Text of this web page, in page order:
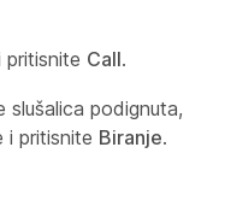
Call.
slušalica podignuta,
i pritisnite Biranje.